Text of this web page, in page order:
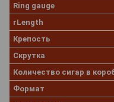
Ring gauge
rLength
Крепость
Скрутка
Количество сигар в
Формат